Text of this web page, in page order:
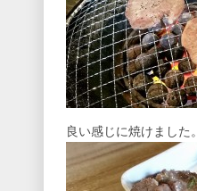
良い感じに焼けました。